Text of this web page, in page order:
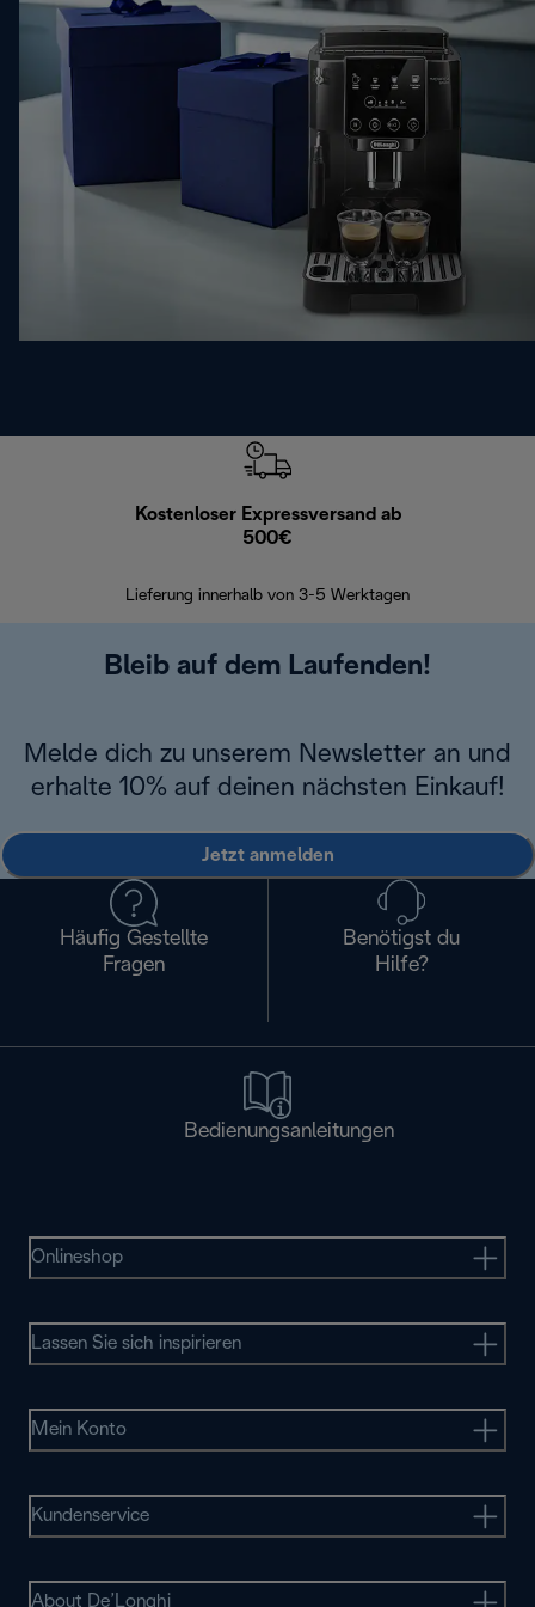
Kostenloser Expressversand ab
500€
Lieferung innerhalb von 3-5 Werktagen
Bleib auf dem Laufenden!
Melde dich zu unserem Newsletter an und
erhalte 10% auf deinen nächsten Einkauf!
Jetzt anmelden
Häufig Gestellte
Fragen
Benötigst du
Hilfe?
Bedienungsanleitungen
Onlineshop
Lassen Sie sich inspirieren
Mein Konto
Kundenservice
About De’Longhi